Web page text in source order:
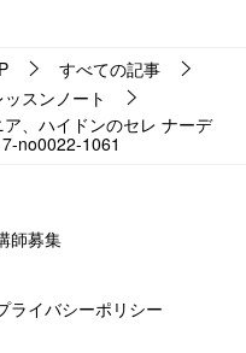
すべての記事
スンノート
ア、ハイドンのセレ ナーデ
no0022-1061
師募集
ライバシーポリシー